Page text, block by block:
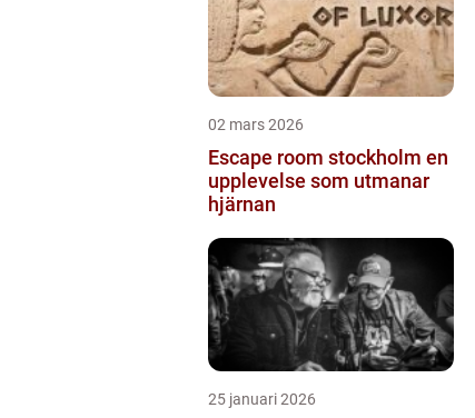
02 mars 2026
Escape room stockholm en
upplevelse som utmanar
hjärnan
25 januari 2026